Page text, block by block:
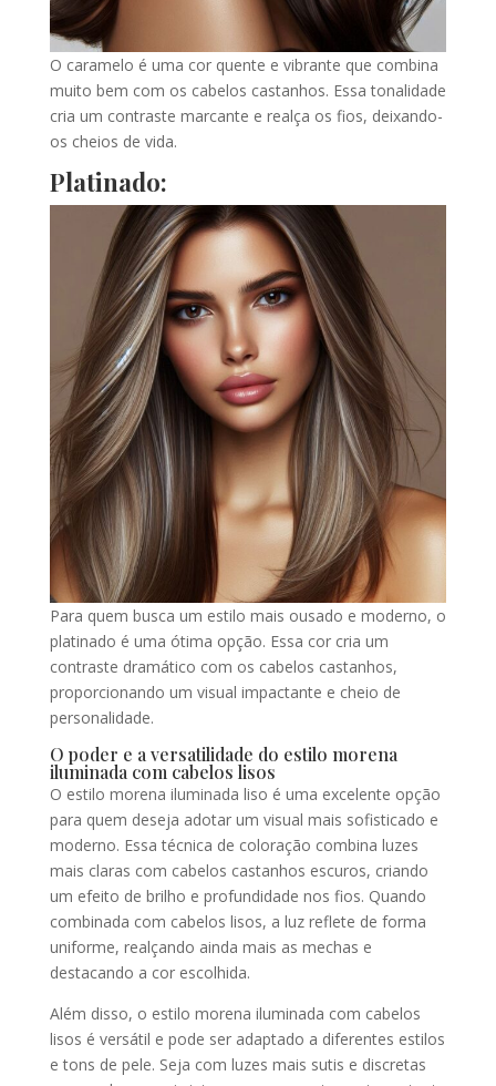
O caramelo é uma cor quente e vibrante que combina
muito bem com os cabelos castanhos. Essa tonalidade
cria um contraste marcante e realça os fios, deixando-
os cheios de vida.
Platinado:
Para quem busca um estilo mais ousado e moderno, o
platinado é uma ótima opção. Essa cor cria um
contraste dramático com os cabelos castanhos,
proporcionando um visual impactante e cheio de
personalidade.
O poder e a versatilidade do estilo morena
iluminada com cabelos lisos
O estilo morena iluminada liso é uma excelente opção
para quem deseja adotar um visual mais sofisticado e
moderno. Essa técnica de coloração combina luzes
mais claras com cabelos castanhos escuros, criando
um efeito de brilho e profundidade nos fios. Quando
combinada com cabelos lisos, a luz reflete de forma
uniforme, realçando ainda mais as mechas e
destacando a cor escolhida.
Além disso, o estilo morena iluminada com cabelos
lisos é versátil e pode ser adaptado a diferentes estilos
e tons de pele. Seja com luzes mais sutis e discretas